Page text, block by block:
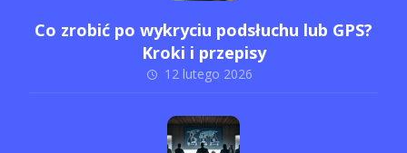
Co zrobić po wykryciu podsłuchu lub GPS?
Kroki i przepisy
12 lutego 2026